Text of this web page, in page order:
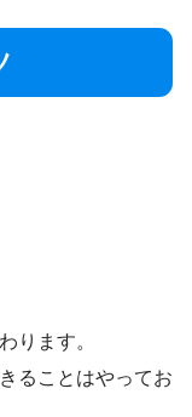
ります。
ることはやってお